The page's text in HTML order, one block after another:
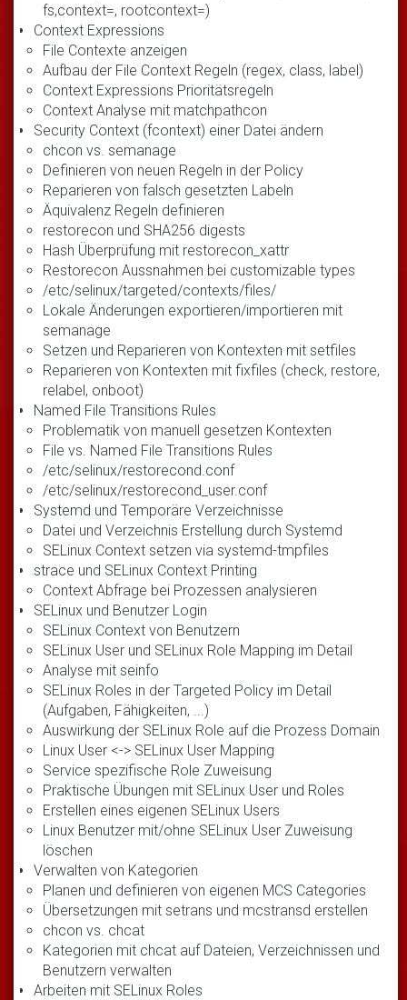
fs,context=, rootcontext=)
Context Expressions
File Contexte anzeigen
Aufbau der File Context Regeln (regex, class, label)
Context Expressions Prioritätsregeln
Context Analyse mit matchpathcon
Security Context (fcontext) einer Datei ändern
chcon vs. semanage
Definieren von neuen Regeln in der Policy
Reparieren von falsch gesetzten Labeln
Äquivalenz Regeln definieren
restorecon und SHA256 digests
Hash Überprüfung mit restorecon_xattr
Restorecon Aussnahmen bei customizable types
/etc/selinux/targeted/contexts/files/
Lokale Änderungen exportieren/importieren mit
semanage
Setzen und Reparieren von Kontexten mit setfiles
Reparieren von Kontexten mit fixfiles (check, restore,
relabel, onboot)
Named File Transitions Rules
Problematik von manuell gesetzen Kontexten
File vs. Named File Transitions Rules
/etc/selinux/restorecond.conf
/etc/selinux/restorecond_user.conf
Systemd und Temporäre Verzeichnisse
Datei und Verzeichnis Erstellung durch Systemd
SELinux Context setzen via systemd-tmpfiles
strace und SELinux Context Printing
Context Abfrage bei Prozessen analysieren
SELinux und Benutzer Login
SELinux Context von Benutzern
SELinux User und SELinux Role Mapping im Detail
Analyse mit seinfo
SELinux Roles in der Targeted Policy im Detail
(Aufgaben, Fähigkeiten, ...)
Auswirkung der SELinux Role auf die Prozess Domain
Linux User <-> SELinux User Mapping
Service spezifische Role Zuweisung
Praktische Übungen mit SELinux User und Roles
Erstellen eines eigenen SELinux Users
Linux Benutzer mit/ohne SELinux User Zuweisung
löschen
Verwalten von Kategorien
Planen und definieren von eigenen MCS Categories
Übersetzungen mit setrans und mcstransd erstellen
chcon vs. chcat
Kategorien mit chcat auf Dateien, Verzeichnissen und
Benutzern verwalten
Arbeiten mit SELinux Roles